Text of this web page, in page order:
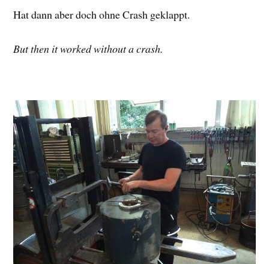
Hat dann aber doch ohne Crash geklappt.
But then it worked without a crash.